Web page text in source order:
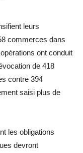
leurs
commerces dans
ont conduit
de 418
contre 394
saisi plus de
les obligations
devront